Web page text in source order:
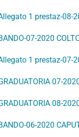
1 prestaz-08-
07-2020
1 prestaz-07-
07-
08-
06-2020